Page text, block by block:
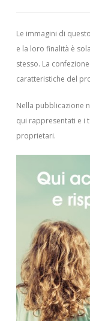
Le immagini di
e la loro finalità è
stesso. La
caratteristiche del
Nella pubblicazione
qui rappresentati e i
proprietari.